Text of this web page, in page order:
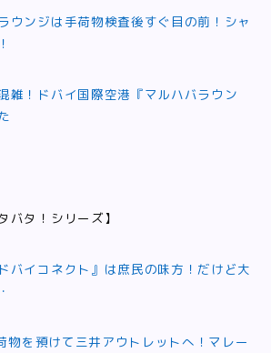
ウンジは手荷物検査後すぐ目の前！シャ
雑！ドバイ国際空港『マルハバラウン
バタ！シリーズ】
バイコネクト』は庶民の味方！だけど大
物を預けて三井アウトレットへ！マレー